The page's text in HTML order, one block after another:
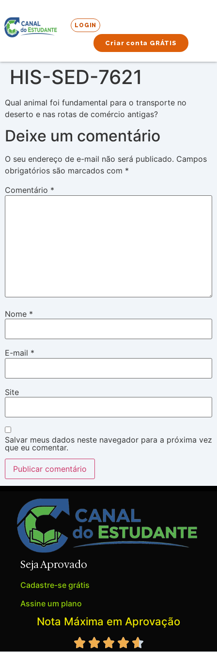
LOGIN
Criar conta GRÁTIS
HIS-SED-7621
Qual animal foi fundamental para o transporte no
deserto e nas rotas de comércio antigas?
Deixe um comentário
O seu endereço de e-mail não será publicado. Campos
obrigatórios são marcados com *
Comentário *
Nome *
E-mail *
Site
Salvar meus dados neste navegador para a próxima vez
que eu comentar.
Seja Aprovado
Cadastre-se grátis
Assine um plano
Nota Máxima em Aprovação